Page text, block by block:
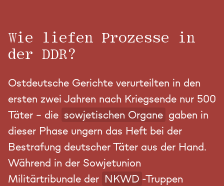
Wie liefen Prozesse in
der DDR?
Ostdeutsche Gerichte verurteilten in den
ersten zwei Jahren nach Kriegsende nur 500
Täter – die sowjetischen Organe gaben in
dieser Phase ungern das Heft bei der
Bestrafung deutscher Täter aus der Hand.
Während in der Sowjetunion
Militärtribunale der NKWD -Truppen